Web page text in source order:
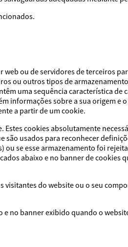
ou de servidores de terceiros
ou outros tipos de
uma sequência característica de
informações sobre a sua origem e
a partir de um cookie.
cookies absolutamente
são usados para reconhecer
se esse armazenamento foi
abaixo e no banner de cookies
visitantes do website ou o seu
no banner exibido quando o